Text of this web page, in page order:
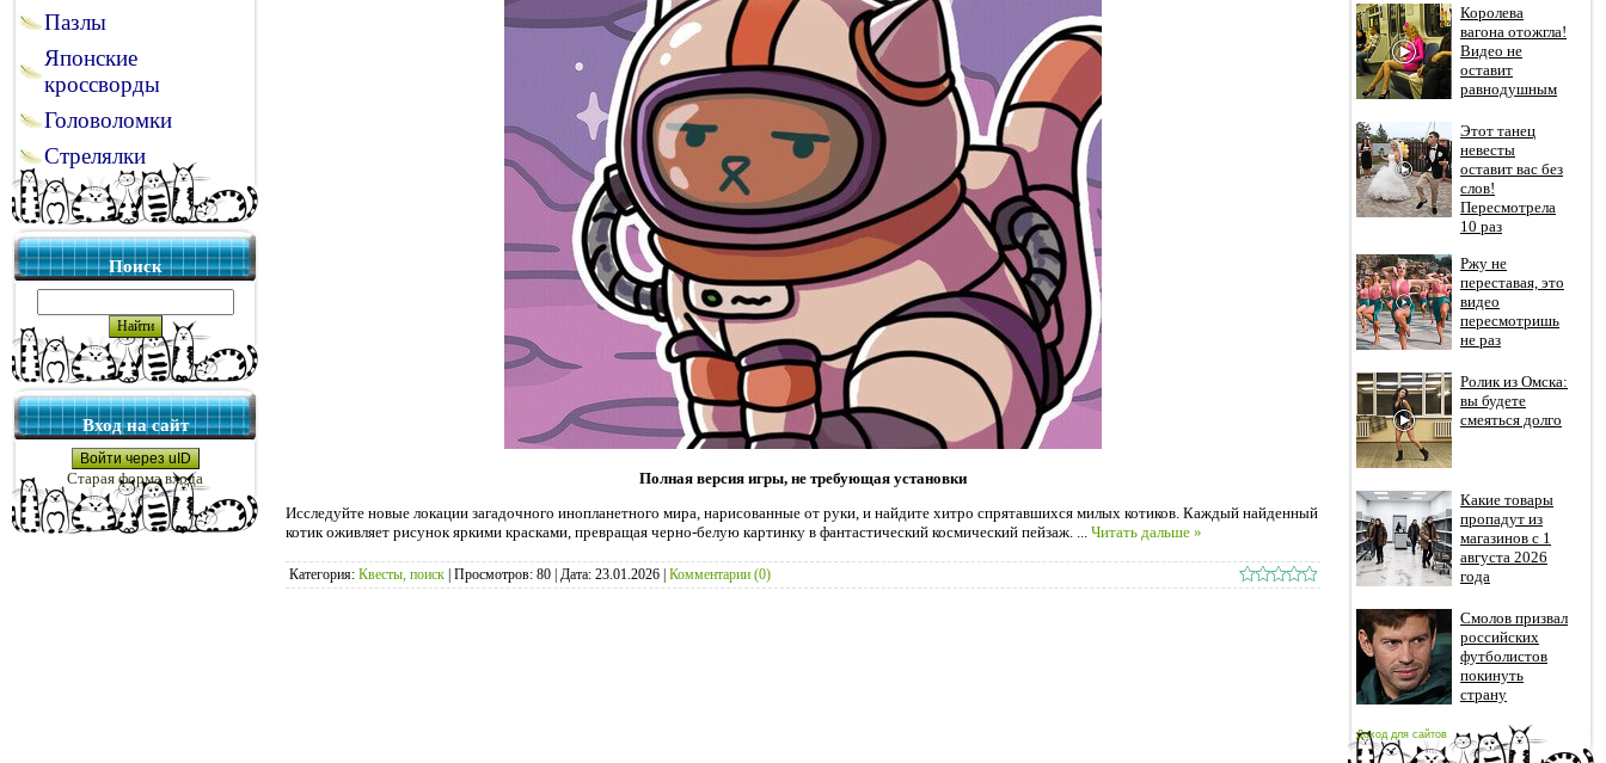
Пазлы
Японские
кроссворды
Головоломки
Стрелялки
Поиск
Вход на сайт
Войти через uID
Старая форма входа
Полная версия игры, не требующая установки
Исследуйте новые локации загадочного инопланетного мира, нарисованные от руки, и найдите хитро спрятавшихся милых котиков. Каждый найденный
котик оживляет рисунок яркими красками, превращая черно-белую картинку в фантастический космический пейзаж. ... Читать дальше »
Категория: Квесты, поиск | Просмотров: 80 | Дата: 23.01.2026 | Комментарии (0)
Королева
вагона отожгла!
Видео не
оставит
равнодушным
Этот танец
невесты
оставит вас без
слов!
Пересмотрела
10 раз
Ржу не
переставая, это
видео
пересмотришь
не раз
Ролик из Омска:
вы будете
смеяться долго
Какие товары
пропадут из
магазинов с 1
августа 2026
года
Смолов призвал
российских
футболистов
покинуть
страну
Доход для сайтов